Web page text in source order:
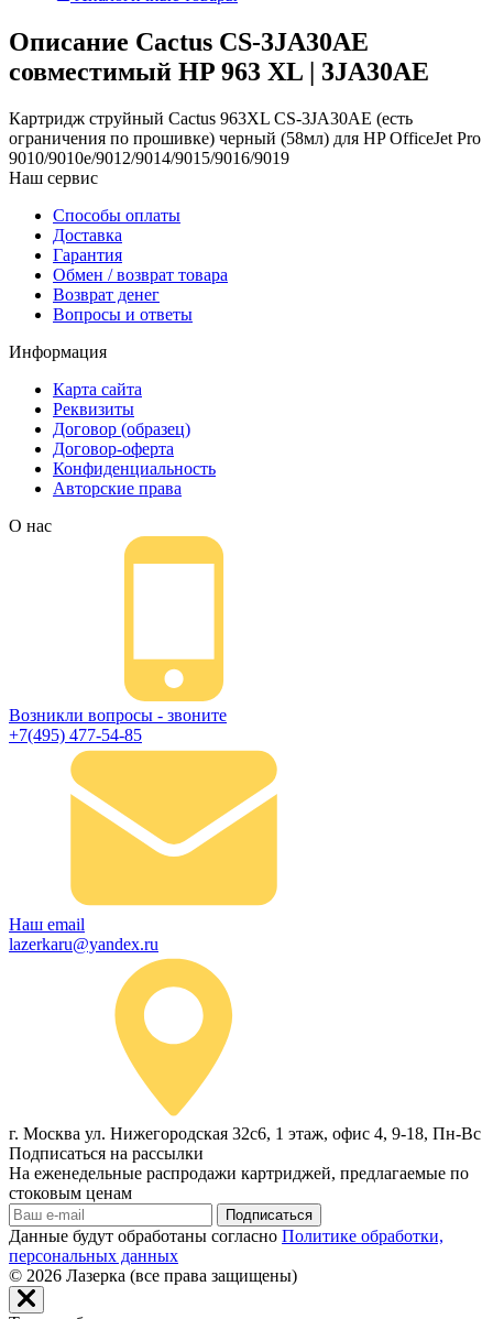
Описание Cactus CS-3JA30AE
совместимый HP 963 XL | 3JA30AE
Картридж струйный Cactus 963XL CS-3JA30AE (есть
ограничения по прошивке) черный (58мл) для HP OfficeJet Pro
9010/9010e/9012/9014/9015/9016/9019
Наш сервис
Способы оплаты
Доставка
Гарантия
Обмен / возврат товара
Возврат денег
Вопросы и ответы
Информация
Карта сайта
Реквизиты
Договор (образец)
Договор-оферта
Конфиденциальность
Авторские права
О нас
Возникли вопросы - звоните
+7(495) 477-54-85
Наш email
lazerkaru@yandex.ru
г. Москва ул. Нижегородская 32с6, 1 этаж, офис 4, 9-18, Пн-Вс
Подписаться на рассылки
На еженедельные распродажи картриджей, предлагаемые по
стоковым ценам
Подписаться
Данные будут обработаны согласно Политике обработки,
персональных данных
© 2026 Лазерка (все права защищены)